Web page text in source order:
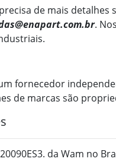
de mais detalhes
.
fornecedor
de marcas são
da Wam no